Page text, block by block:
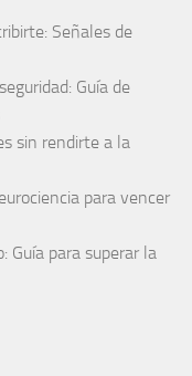
Señales de
Guía de
sin rendirte a la
para vencer
Guía para superar la